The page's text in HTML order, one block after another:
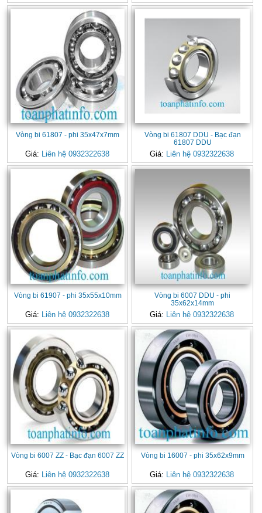
Vòng bi 61807 - phi 35x47x7mm
Giá: Liên hệ 0932322638
Vòng bi 61807 DDU - Bạc đạn
61807 DDU
Giá: Liên hệ 0932322638
Vòng bi 61907 - phi 35x55x10mm
Giá: Liên hệ 0932322638
Vòng bi 6007 DDU - phi
35x62x14mm
Giá: Liên hệ 0932322638
Vòng bi 6007 ZZ - Bạc đạn 6007 ZZ
Giá: Liên hệ 0932322638
Vòng bi 16007 - phi 35x62x9mm
Giá: Liên hệ 0932322638